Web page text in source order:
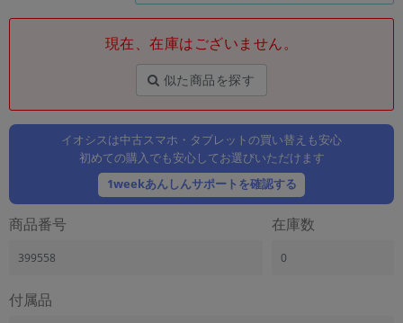
現在、在庫はございません。
似た商品を探す
イオシスは中古スマホ・タブレットの買い替えも安心
初めての購入でも安心してお選びいただけます
1weekあんしんサポートを確認する
商品番号
399558
在庫数
0
付属品
「スマートフォン」「タブレット」など
メーカー
製造、販売メーカーの絞り込み
機能・特徴
商品の搭載機能による絞り込み